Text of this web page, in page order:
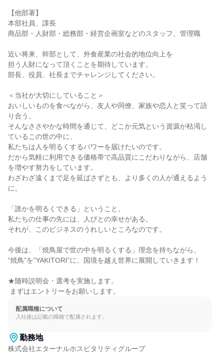
【他部署】
本部社員、課長
商品部・人財部・総務部・経営企画室などのスタッフ、管理職
近い将来、幹部として、外食産業の社会的地位向上を
担う人財になって頂くことを期待しています。
部長、役員、社長までチャレンジしてください。
＜当社が大切にしていること＞
おいしいものを食べながら、友人や同僚、家族や恋人と笑って語
り合う。
そんなささやかな時間を通じて、どこか元気という資源が枯渇し
ているこの世の中に、
私たちは人を明るくするパワーを届けたいのです。
だから気軽に利用できる価格帯で高品質にこだわりながら、店舗
を増やす努力をしています。
わざわざ遠くまで足を延ばさずとも、より多くの人が通えるよう
に。
「誰かを明るくできる」ということ。
私たちの仕事の先には、人びとの幸せがある。
それが、このビジネスのうれしいところなのです。
今後は、「焼鳥屋で世の中を明るくする」理念を持ちながら、
“焼鳥”を“YAKITORI”に、国境を越え世界に展開していきます！
★随時説明会・選考を実施します。
まずはエントリーをお願いします。
配属職種について
入社後は記載の職種で配属されます。
勤務地
株式会社エターナルホスピタリティグループ